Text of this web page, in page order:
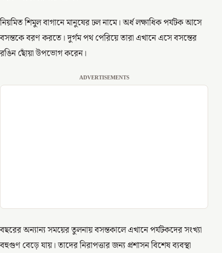
নিয়মিত শিমুল বাগানে মানুষের ঢল নামে। অর্ধ লক্ষাধিক পর্যটক আসে
বসন্তকে বরণ করতে। দুর্গম পথ পেরিয়ে তারা এখানে এসে বসন্তের
রঙিন ছোঁয়া উপভোগ করেন।
ADVERTISEMENTS
বছরের অন্যান্য সময়ের তুলনায় বসন্তকালে এখানে পর্যটকদের সংখ্যা
বহুগুণ বেড়ে যায়। তাদের নিরাপত্তার জন্য প্রশাসন বিশেষ ব্যবস্থা